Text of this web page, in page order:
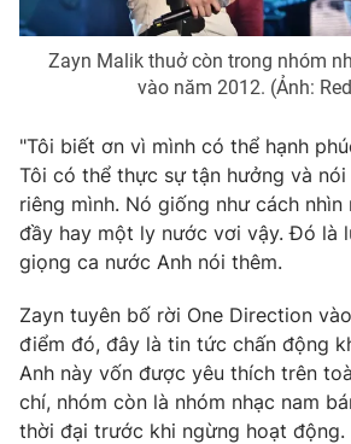
VTV Money VTV
Thị trường 24h Tấm
VTV4 Vươn
VTV9 VTV8
Liên hệ tòa soạn English
Zayn Malik thuở còn trong nhóm
vào năm 2012. (Ảnh:
"Tôi biết ơn vì mình có thể hạnh
Tôi có thể thực sự tận hưởng và nói
riêng mình. Nó giống như cách
đầy hay một ly nước vơi vậy. Đó là
giọng ca nước Anh nói thêm.
Zayn tuyên bố rời One Direction
điểm đó, đây là tin tức chấn động
Anh này vốn được yêu thích trên
chí, nhóm còn là nhóm nhạc nam
thời đại trước khi ngừng hoạt động.